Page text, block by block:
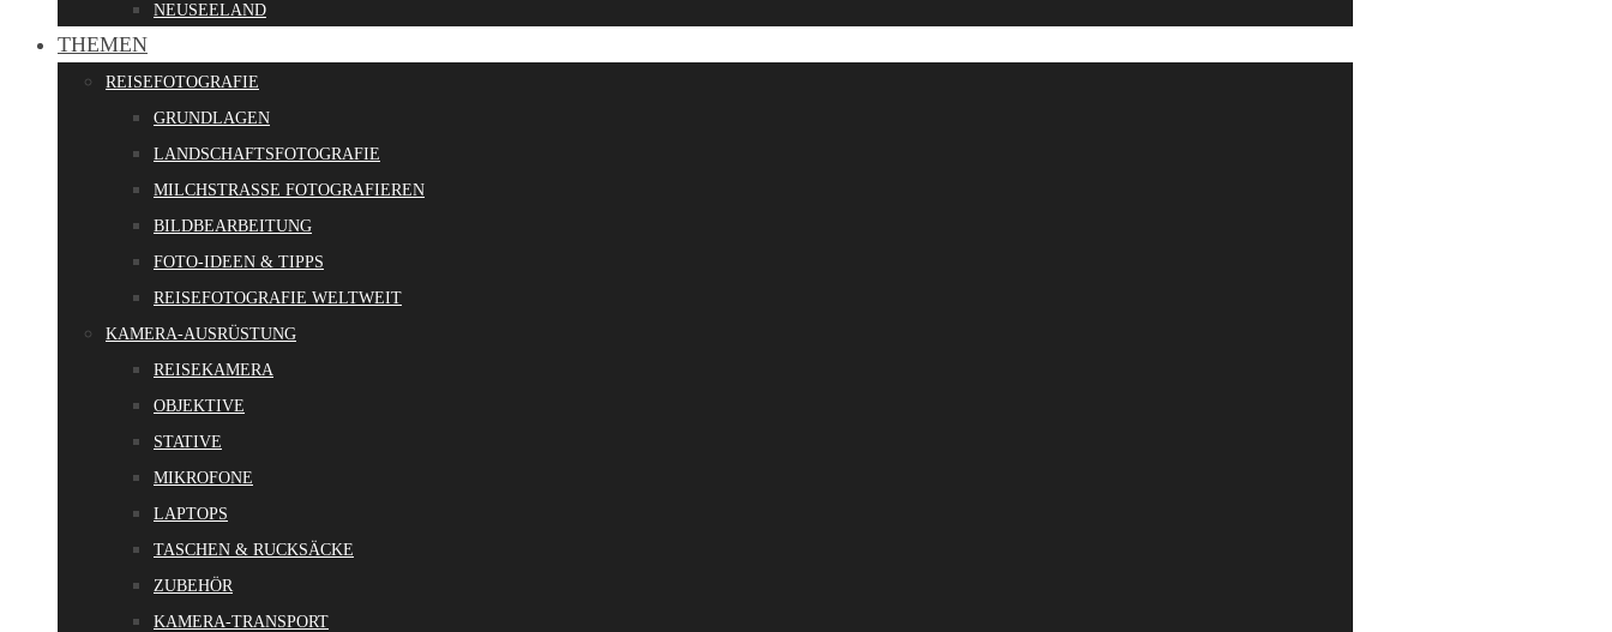
NEUSEELAND
THEMEN
REISEFOTOGRAFIE
GRUNDLAGEN
LANDSCHAFTSFOTOGRAFIE
MILCHSTRASSE FOTOGRAFIEREN
BILDBEARBEITUNG
FOTO-IDEEN & TIPPS
REISEFOTOGRAFIE WELTWEIT
KAMERA-AUSRÜSTUNG
REISEKAMERA
OBJEKTIVE
STATIVE
MIKROFONE
LAPTOPS
TASCHEN & RUCKSÄCKE
ZUBEHÖR
KAMERA-TRANSPORT